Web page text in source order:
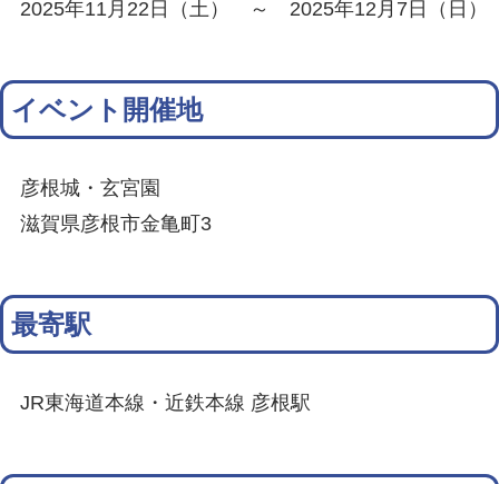
2025年11月22日（土） ～ 2025年12月7日（日）
イベント開催地
彦根城・玄宮園
滋賀県彦根市金亀町3
最寄駅
JR東海道本線・近鉄本線 彦根駅